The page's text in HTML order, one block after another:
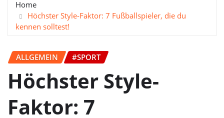
Home
Höchster Style-Faktor: 7 Fußballspieler, die du
kennen solltest!
ALLGEMEIN #SPORT
Höchster Style-
Faktor: 7